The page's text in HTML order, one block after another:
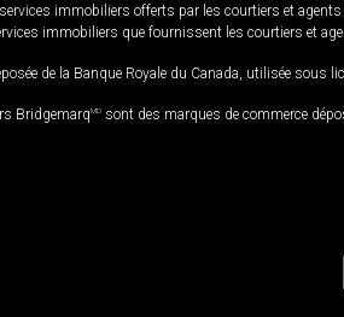
immobiliers offerts par les courtiers et
immobiliers que fournissent les courtiers et
de la Banque Royale du Canada, utilisée sous
BridgemarqMD sont des marques de commerce